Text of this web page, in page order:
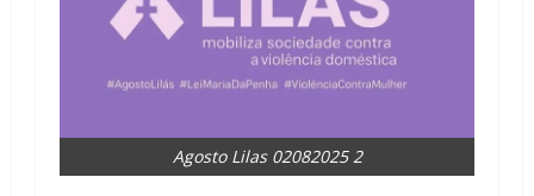
Agosto Lilas 02082025 2